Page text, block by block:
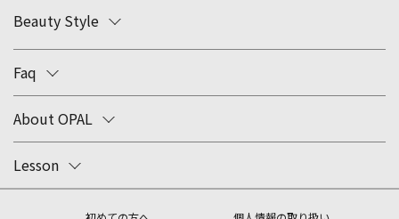
Beauty Style
Faq
About OPAL
Lesson